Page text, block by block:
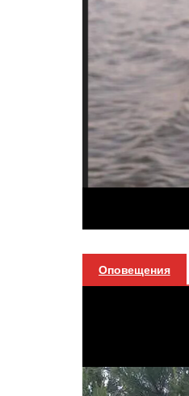
Оповещения